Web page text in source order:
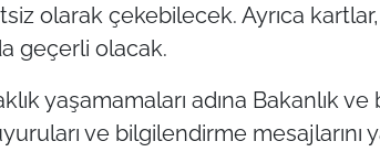
olarak çekebilecek. Ayrıca
geçerli olacak.
yaşamamaları adına Bakanlık
ve bilgilendirme mesajlarını